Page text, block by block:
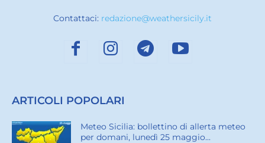
Contattaci: redazione@weathersicily.it
ARTICOLI POPOLARI
Meteo Sicilia: bollettino di allerta meteo
per domani, lunedì 25 maggio...